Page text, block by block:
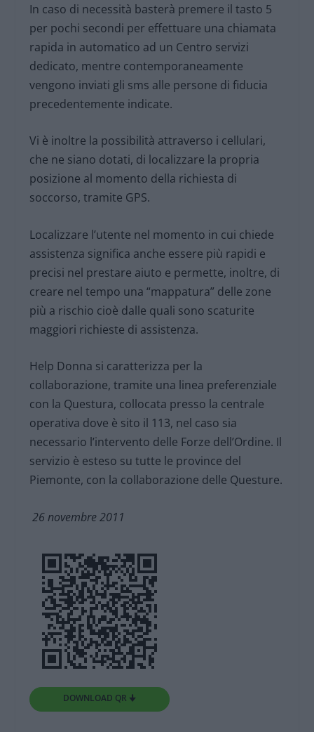
In caso di necessità basterà premere il tasto 5
per pochi secondi per effettuare una chiamata
rapida in automatico ad un Centro servizi
dedicato, mentre contemporaneamente
vengono inviati gli sms alle persone di fiducia
precedentemente indicate.
Vi è inoltre la possibilità attraverso i cellulari,
che ne siano dotati, di localizzare la propria
posizione al momento della richiesta di
soccorso, tramite GPS.
Localizzare l’utente nel momento in cui chiede
assistenza significa anche essere più rapidi e
precisi nel prestare aiuto e permette, inoltre, di
creare nel tempo una “mappatura” delle zone
più a rischio cioè dalle quali sono scaturite
maggiori richieste di assistenza.
Help Donna si caratterizza per la
collaborazione, tramite una linea preferenziale
con la Questura, collocata presso la centrale
operativa dove è sito il 113, nel caso sia
necessario l’intervento delle Forze dell’Ordine. Il
servizio è esteso su tutte le province del
Piemonte, con la collaborazione delle Questure.
26 novembre 2011
DOWNLOAD QR 🠋